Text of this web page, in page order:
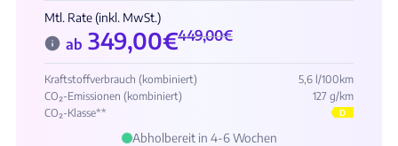
Mtl. Rate (inkl. MwSt.)
ab 449,00€
349,00€
Kraftstoffverbrauch (kombiniert)
5,6 l/100km
CO₂-Emissionen (kombiniert)
127 g/km
CO₂-Klasse**
D
Abholbereit in 4-6 Wochen